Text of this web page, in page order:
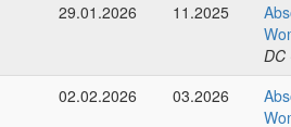
29.01.2026
11.2025
DC
02.02.2026
03.2026